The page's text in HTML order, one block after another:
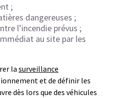
;
dangereuses ;
l’incendie prévus ;
au site par les
la surveillance
et de définir les
dès lors que des véhicules